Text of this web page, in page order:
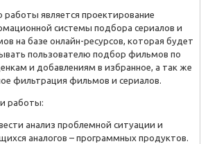
работы является проектирование
системы подбора сериалов и
на базе онлайн-ресурсов, которая будет
пользователю подбор фильмов по
и добавлениям в избранное, а так же
фильтрация фильмов и сериалов.
работы:
анализ проблемной ситуации и
аналогов – программных продуктов.